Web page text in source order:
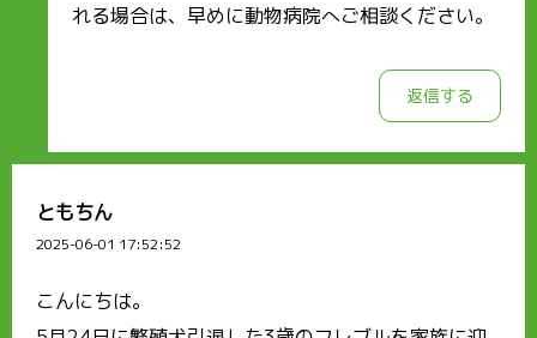
れる場合は、早めに動物病院へご相談ください。
返信する
ともちん
2025-06-01 17:52:52
こんにちは。